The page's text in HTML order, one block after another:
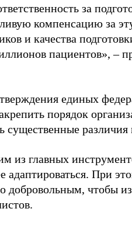
за
компенсацию за
и качества
пациентов», –
единых
порядок
существенные
из главных
При
чтобы